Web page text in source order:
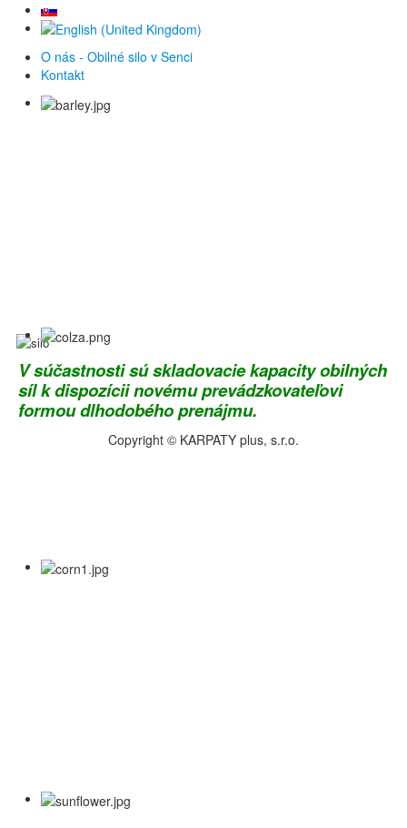
O nás - Obilné silo v Senci
Kontakt
V súčastnosti sú skladovacie kapacity obilných
síl k dispozícii novému prevádzkovateľovi
formou dlhodobého prenájmu.
Copyright © KARPATY plus, s.r.o.